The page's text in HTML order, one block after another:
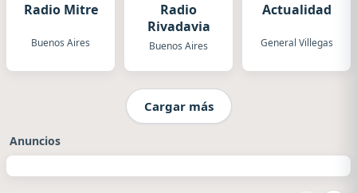
Radio Mitre
Buenos Aires
Radio
Rivadavia
Buenos Aires
Actualidad
General Villegas
Cargar más
Anuncios